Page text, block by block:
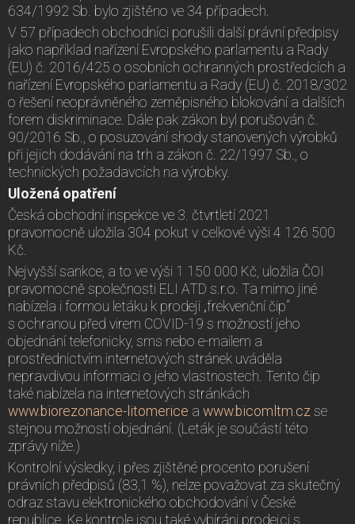
634/1992 Sb. bylo zjištěno ve 34 případech.
V 57 případech obchodníci porušili další právní předpisy
jako například nařízení Evropského parlamentu a Rady
(EU) č. 2016/425 o osobních ochranných prostředcích a
nařízení Evropského parlamentu a Rady (EU) č. 2018/302
o řešení neoprávněného zeměpisného blokování a dalších
forem diskriminace. Dále pak zákon byl porušován č.
90/2016 Sb., o posuzování shody stanovených výrobků
při jejich dodávání na trh a zákon č. 22/1997 Sb., o
technických požadavcích na výrobky.
Uložená opatření
Česká obchodní inspekce ve 3. čtvrtletí 2021
pravomocně uložila 304 pokut v celkové výši 4 126 500
Kč.
Nejvyšší sankce, a to ve výši 1 150 000 Kč, uložila ČOI
pravomocně společnosti ELI ATD s.r.o. Ta mimo jiné
nabízela i formou letáku k prodeji „frekvenční čip“
s ochranou před virem COVID-19 s možností jeho
objednání telefonicky, sms nebo e-mailem a
prostřednictvím internetových stránek uváděla
nepravdivou informaci o jeho vlastnostech. Tento čip
také nabízela na internetových stránkách
www.biorezonance-litomerice a www.bicomltm.cz se
stejnou možností objednání. (Leták je součástí této
zprávy níže.)
Kontrolní výsledky, i přes zjištěné procento porušení
právních předpisů (83,1 %), nelze považovat za skutečný
odraz stavu elektronického obchodování v České
republice. Ke kontrole jsou také vybíráni prodejci s